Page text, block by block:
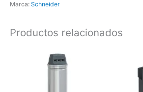
Marca: Schneider
Productos relacionados